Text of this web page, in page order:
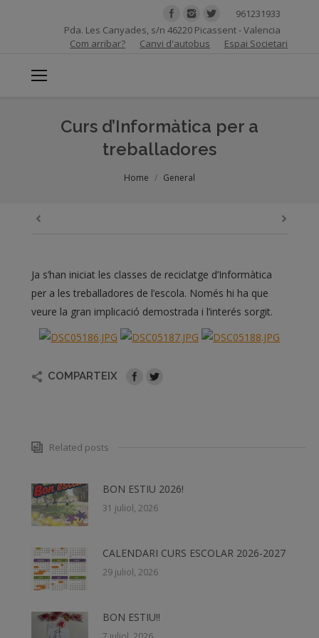
961231933
Pda. Les Canyades, s/n 46220 Picassent - Valencia
Com arribar?
Canvi d'autobus Espai Societari
Curs d’Informàtica per a
treballadores
Home General
Ja s’han iniciat les classes de reciclatge d’Informàtica
per a les treballadores de l’escola. Només hi ha que
veure la gran implicació demostrada i l’interés sorgit.
COMPARTEIX
Related posts
BON ESTIU 2026!
31 juliol, 2026
CALENDARI CURS ESCOLAR 2026-2027
29 juliol, 2026
BON ESTIU!!